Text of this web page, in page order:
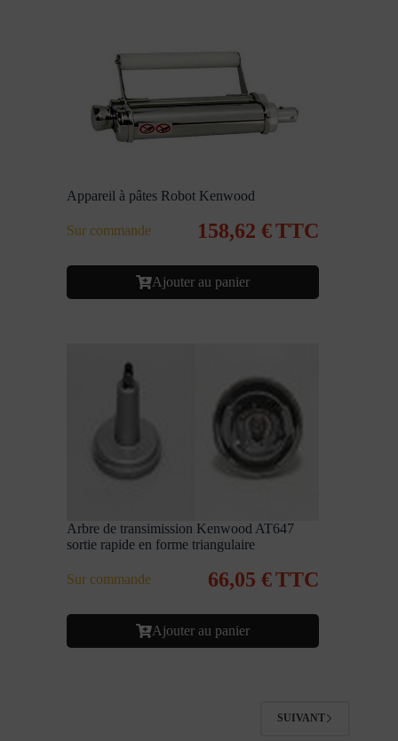
Appareil à pâtes Robot Kenwood
Sur commande 158,62 €TTC
Ajouter au panier
Arbre de transimission Kenwood AT647
sortie rapide en forme triangulaire
Sur commande 66,05 €TTC
Ajouter au panier
SUIVANT